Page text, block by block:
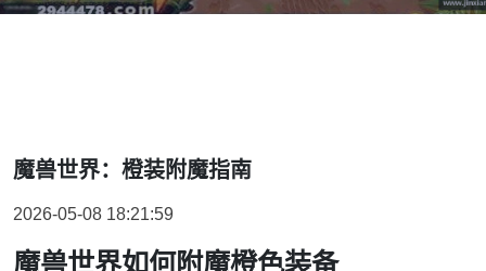
魔兽世界：橙装附魔指南
2026-05-08 18:21:59
魔兽世界如何附魔橙色装备